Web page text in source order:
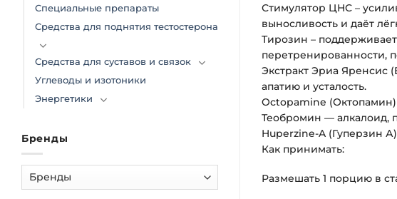
Специальные препараты
Средства для поднятия тестостерона
Средства для суставов и связок
Углеводы и изотоники
Энергетики
Бренды
Стимулятор ЦНС –
выносливость и даёт
Тирозин –
перетренированности,
Экстракт Эриа Яренсис
апатию и усталость.
Octopamine
Теобромин — алкалоид,
Huperzine-A (Гуперзин
Как принимать:
Размешать 1 порцию в